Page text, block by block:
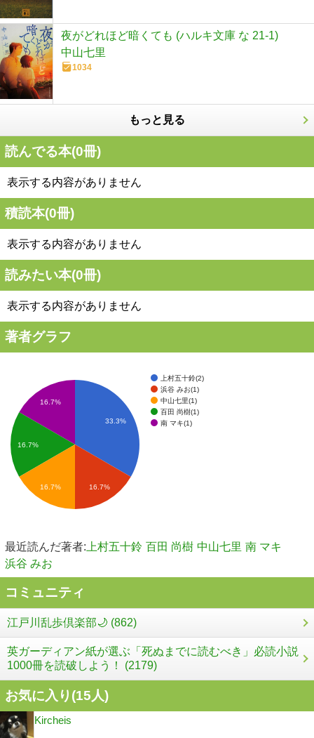
夜がどれほど暗くても (ハルキ文庫 な 21-1)
中山七里
1034
もっと見る
読んでる本(0冊)
表示する内容がありません
積読本(0冊)
表示する内容がありません
読みたい本(0冊)
表示する内容がありません
著者グラフ
上村五十鈴(2)
浜谷 みお(1)
中山七里(1)
百田 尚樹(1)
南 マキ(1)
33.3%
16.7%
16.7%
16.7% 16.7%
最近読んだ著者: 上村五十鈴 百田 尚樹 中山七里 南 マキ
浜谷 みお
コミュニティ
江戸川乱歩倶楽部🌙 (862)
英ガーディアン紙が選ぶ「死ぬまでに読むべき」必読小説
1000冊を読破しよう！ (2179)
お気に入り(15人)
Kircheis